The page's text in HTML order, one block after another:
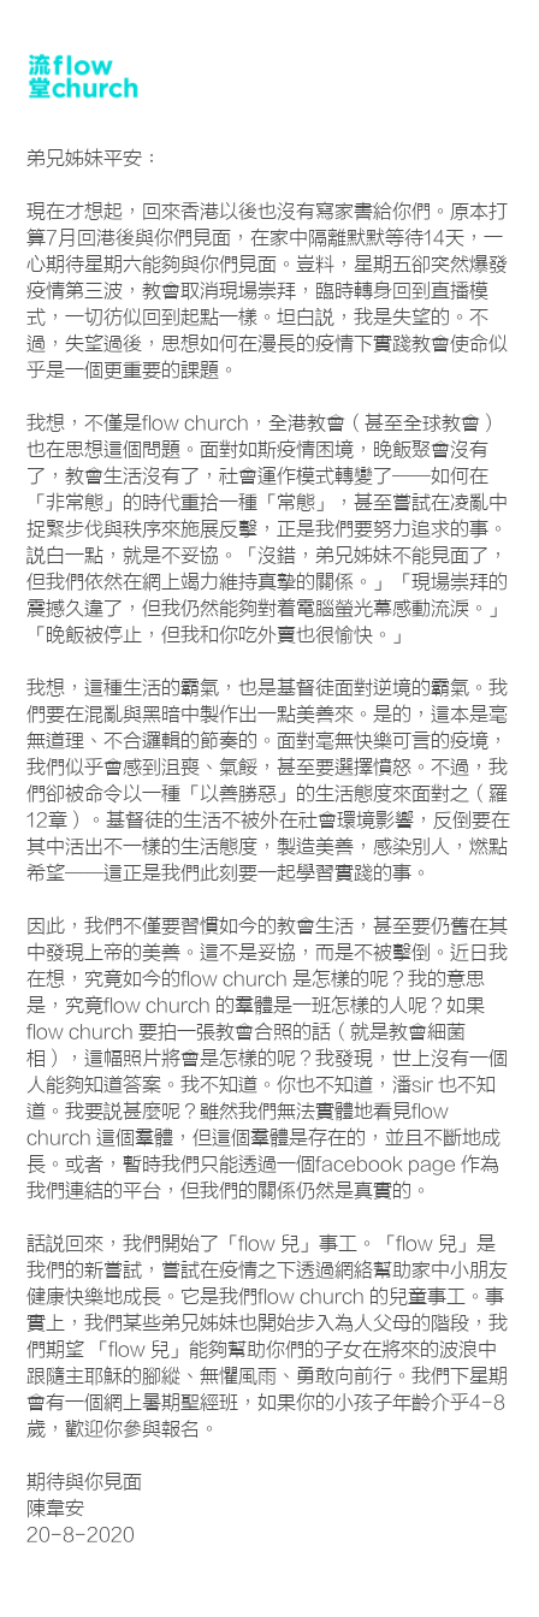
弟兄姊妹平安：
現在才想起，回來香港以後也沒有寫家書給你們。原本打
算7月回港後與你們見面，在家中隔離默默等待14天，一
心期待星期六能夠與你們見面。豈料，星期五卻突然爆發
疫情第三波，教會取消現場崇拜，臨時轉身回到直播模
式，一切彷似回到起點一樣。坦白説，我是失望的。不
過，失望過後，思想如何在漫長的疫情下實踐教會使命似
乎是一個更重要的課題。
我想，不僅是flow church，全港教會（甚至全球教會）
也在思想這個問題。面對如斯疫情困境，晚飯聚會沒有
了，教會生活沒有了，社會運作模式轉變了——如何在
「非常態」的時代重拾一種「常態」，甚至嘗試在凌亂中
捉緊步伐與秩序來施展反擊，正是我們要努力追求的事。
説白一點，就是不妥協。「沒錯，弟兄姊妹不能見面了，
但我們依然在網上竭力維持真摯的關係。」「現場崇拜的
震撼久違了，但我仍然能夠對着電腦螢光幕感動流淚。」
「晚飯被停止，但我和你吃外賣也很愉快。」
我想，這種生活的霸氣，也是基督徒面對逆境的霸氣。我
們要在混亂與黑暗中製作出一點美善來。是的，這本是毫
無道理、不合邏輯的節奏的。面對毫無快樂可言的疫境，
我們似乎會感到沮喪、氣餒，甚至要選擇憤怒。不過，我
們卻被命令以一種「以善勝惡」的生活態度來面對之（羅
12章）。基督徒的生活不被外在社會環境影響，反倒要在
其中活出不一樣的生活態度，製造美善，感染別人，燃點
希望——這正是我們此刻要一起學習實踐的事。
因此，我們不僅要習慣如今的教會生活，甚至要仍舊在其
中發現上帝的美善。這不是妥協，而是不被擊倒。近日我
在想，究竟如今的flow church 是怎樣的呢？我的意思
是，究竟flow church 的羣體是一班怎樣的人呢？如果
flow church 要拍一張教會合照的話（就是教會細菌
相），這幅照片將會是怎樣的呢？我發現，世上沒有一個
人能夠知道答案。我不知道。你也不知道，潘sir 也不知
道。我要説甚麼呢？雖然我們無法實體地看見flow
church 這個羣體，但這個羣體是存在的，並且不斷地成
長。或者，暫時我們只能透過一個facebook page 作為
我們連結的平台，但我們的關係仍然是真實的。
話説回來，我們開始了「flow 兒」事工。「flow 兒」是
我們的新嘗試，嘗試在疫情之下透過網絡幫助家中小朋友
健康快樂地成長。它是我們flow church 的兒童事工。事
實上，我們某些弟兄姊妹也開始步入為人父母的階段，我
們期望 「flow 兒」能夠幫助你們的子女在將來的波浪中
跟隨主耶穌的腳縱、無懼風雨、勇敢向前行。我們下星期
會有一個網上暑期聖經班，如果你的小孩子年齡介乎4-8
歲，歡迎你參與報名。
期待與你見面
陳韋安
20-8-2020